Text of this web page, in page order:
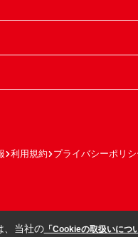
利用規約 プライバシーポリシ
、当社の「Cookieの取扱いにつ